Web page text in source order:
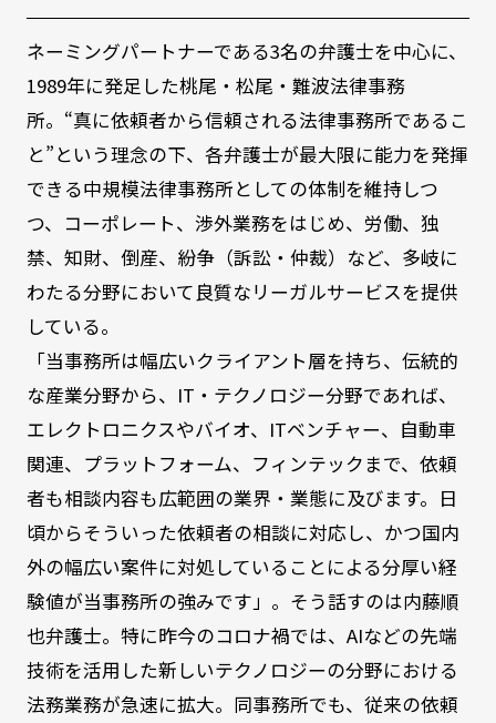
ネーミングパートナーである3名の弁護士を中心に、
1989年に発足した桃尾・松尾・難波法律事務
所。“真に依頼者から信頼される法律事務所であるこ
と”という理念の下、各弁護士が最大限に能力を発揮
できる中規模法律事務所としての体制を維持しつ
つ、コーポレート、渉外業務をはじめ、労働、独
禁、知財、倒産、紛争（訴訟・仲裁）など、多岐に
わたる分野において良質なリーガルサービスを提供
している。
「当事務所は幅広いクライアント層を持ち、伝統的
な産業分野から、IT・テクノロジー分野であれば、
エレクトロニクスやバイオ、ITベンチャー、自動車
関連、プラットフォーム、フィンテックまで、依頼
者も相談内容も広範囲の業界・業態に及びます。日
頃からそういった依頼者の相談に対応し、かつ国内
外の幅広い案件に対処していることによる分厚い経
験値が当事務所の強みです」。そう話すのは内藤順
也弁護士。特に昨今のコロナ禍では、AIなどの先端
技術を活用した新しいテクノロジーの分野における
法務業務が急速に拡大。同事務所でも、従来の依頼